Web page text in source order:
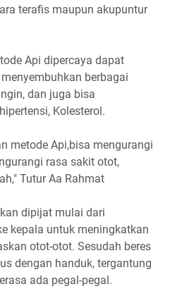
terafis maupun akupuntur
Api dipercaya dapat
berbagai
dan juga bisa
Kolesterol.
metode Api,bisa mengurangi
rasa sakit otot,
Tutur Aa Rahmat
dipijat mulai dari
kepala untuk meningkatkan
otot-otot. Sesudah beres
dengan handuk, tergantung
ada pegal-pegal.